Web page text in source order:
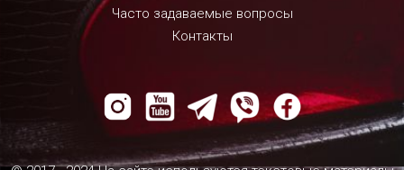
Часто задаваемые вопросы
Контакты